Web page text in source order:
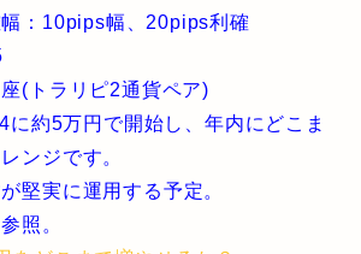
幅：10pips幅、20pips利確
(トラリピ2通貨ペア)
に約5万円で開始し、年内にどこま
ンジです。
堅実に運用する予定。
照。